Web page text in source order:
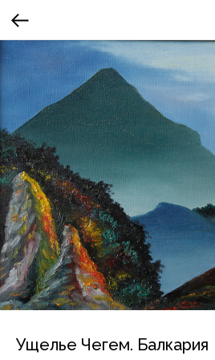
Ущелье Чегем. Балкария